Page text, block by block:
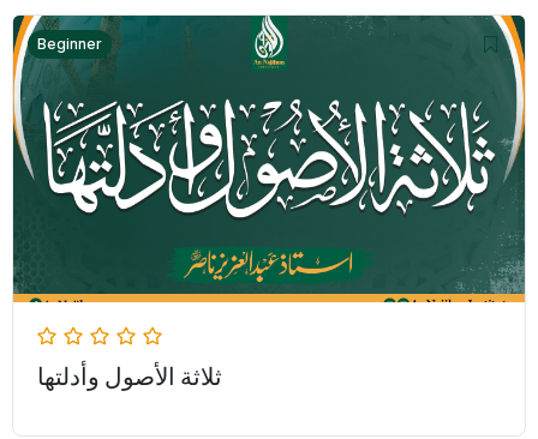
Beginner
ثلاثة الأصول وأدلتها